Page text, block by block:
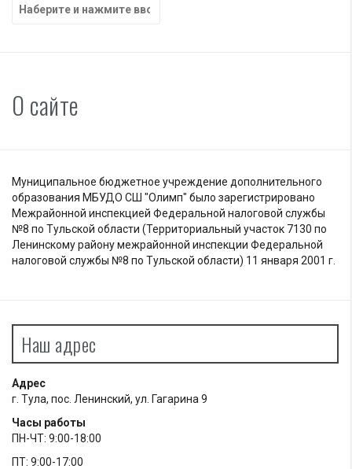
О сайте
Муниципальное бюджетное учреждение дополнительного
образования МБУДО СШ "Олимп" было зарегистрировано
Межрайонной инспекцией Федеральной налоговой службы
№8 по Тульской области (Территориальный участок 7130 по
Ленинскому району межрайонной инспекции Федеральной
налоговой службы №8 по Тульской области) 11 января 2001 г.
Наш адрес
Адрес
г. Тула, пос. Ленинский, ул. Гагарина 9
Часы работы
ПН-ЧТ: 9:00-18:00
ПТ: 9:00-17:00